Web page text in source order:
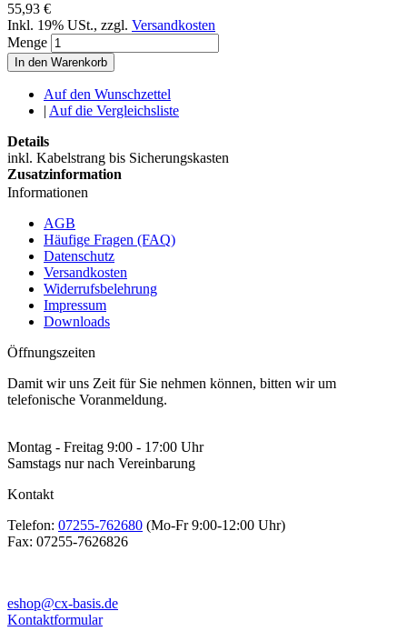
55,93 €
Inkl. 19% USt., zzgl. Versandkosten
Menge
In den Warenkorb
Auf den Wunschzettel
| Auf die Vergleichsliste
Details
inkl. Kabelstrang bis Sicherungskasten
Zusatzinformation
Informationen
AGB
Häufige Fragen (FAQ)
Datenschutz
Versandkosten
Widerrufsbelehrung
Impressum
Downloads
Öffnungszeiten
Damit wir uns Zeit für Sie nehmen können, bitten wir um
telefonische Voranmeldung.
Montag - Freitag 9:00 - 17:00 Uhr
Samstags nur nach Vereinbarung
Kontakt
Telefon: 07255-762680 (Mo-Fr 9:00-12:00 Uhr)
Fax: 07255-7626826
eshop@cx-basis.de
Kontaktformular